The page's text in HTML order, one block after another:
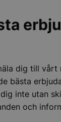
dig till vårt
bästa
inte utan
och
Prestanda
kakor tillåter
Webbplatsen
utan strikt